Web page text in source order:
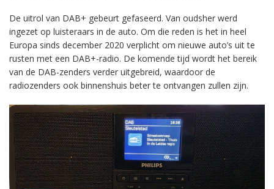
De uitrol van DAB+ gebeurt gefaseerd. Van oudsher werd
ingezet op luisteraars in de auto. Om die reden is het in heel
Europa sinds december 2020 verplicht om nieuwe auto’s uit te
rusten met een DAB+-radio. De komende tijd wordt het bereik
van de DAB-zenders verder uitgebreid, waardoor de
radiozenders ook binnenshuis beter te ontvangen zullen zijn.